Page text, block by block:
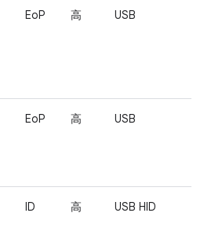
EoP 高 USB
EoP 高 USB
ID 高 USB HID